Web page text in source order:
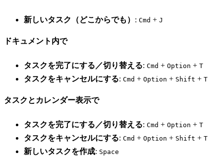
新しいタスク（どこからでも） : Cmd + J
ドキュメント内で
タスクを完了にする／切り替える: Cmd + Option + T
タスクをキャンセルにする: Cmd + Option + Shift + T
タスクとカレンダー表示で
タスクを完了にする／切り替える: Cmd + Option + T
タスクをキャンセルにする: Cmd + Option + Shift + T
新しいタスクを作成: Space